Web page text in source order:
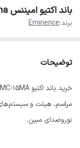
باند اکتیو امیننس emc_15ma
برند:Eminence
توضیحات
مراسم، هیئت و
نوروصدای مبین.